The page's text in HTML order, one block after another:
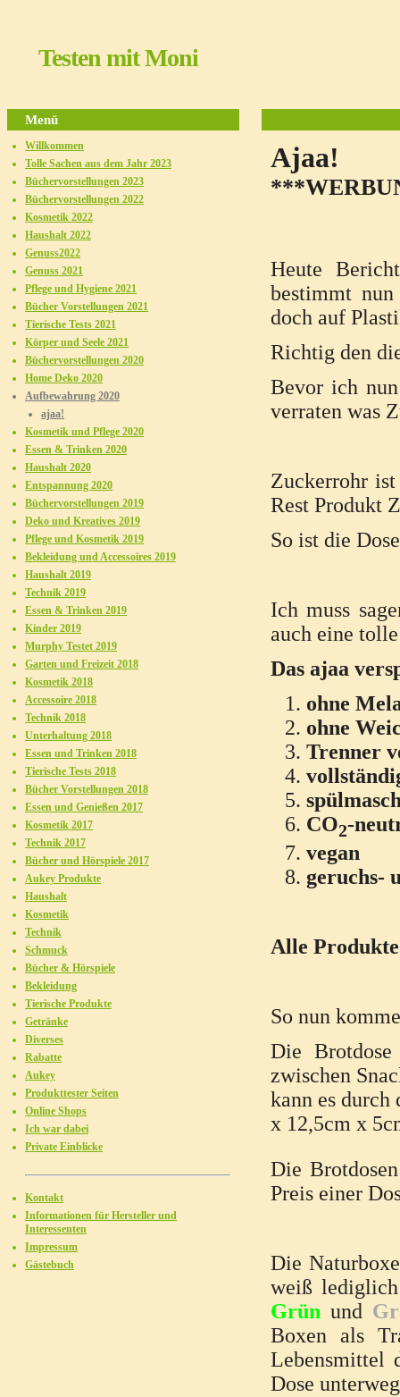
Testen mit Moni
Heute
bestimmt
doch auf
Richtig den
Bevor ich
verraten was
Zuckerrohr
Rest Produkt
So ist die
Ich muss
auch eine
Das ajaa
ohne
ohne
Trenner
CO2-
vegan
geruchs-
Alle
So nun
Die
zwischen
kann es durch
x 12,5cm x
Die
Preis einer
Die
weiß
Grün und
Boxen als
Lebensmittel
Dose
Menü
Willkommen
Tolle Sachen aus dem Jahr 2023
Büchervorstellungen 2023
Büchervorstellungen 2022
Kosmetik 2022
Haushalt 2022
Genuss2022
Genuss 2021
Pflege und Hygiene 2021
Bücher Vorstellungen 2021
Tierische Tests 2021
Körper und Seele 2021
Büchervorstellungen 2020
Home Deko 2020
Aufbewahrung 2020
ajaa!
Kosmetik und Pflege 2020
Essen & Trinken 2020
Haushalt 2020
Entspannung 2020
Büchervorstellungen 2019
Deko und Kreatives 2019
Pflege und Kosmetik 2019
Bekleidung und Accessoires 2019
Haushalt 2019
Technik 2019
Essen & Trinken 2019
Kinder 2019
Murphy Testet 2019
Garten und Freizeit 2018
Kosmetik 2018
Accessoire 2018
Technik 2018
Unterhaltung 2018
Essen und Trinken 2018
Tierische Tests 2018
Bücher Vorstellungen 2018
Essen und Genießen 2017
Kosmetik 2017
Technik 2017
Bücher und Hörspiele 2017
Aukey Produkte
Haushalt
Kosmetik
Technik
Schmuck
Bücher & Hörspiele
Bekleidung
Tierische Produkte
Getränke
Diverses
Rabatte
Aukey
Produkttester Seiten
Online Shops
Ich war dabei
Private Einblicke
Kontakt
Informationen für Hersteller und
Interessenten
Impressum
Gästebuch